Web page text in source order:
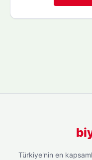
Türkiye'nin en